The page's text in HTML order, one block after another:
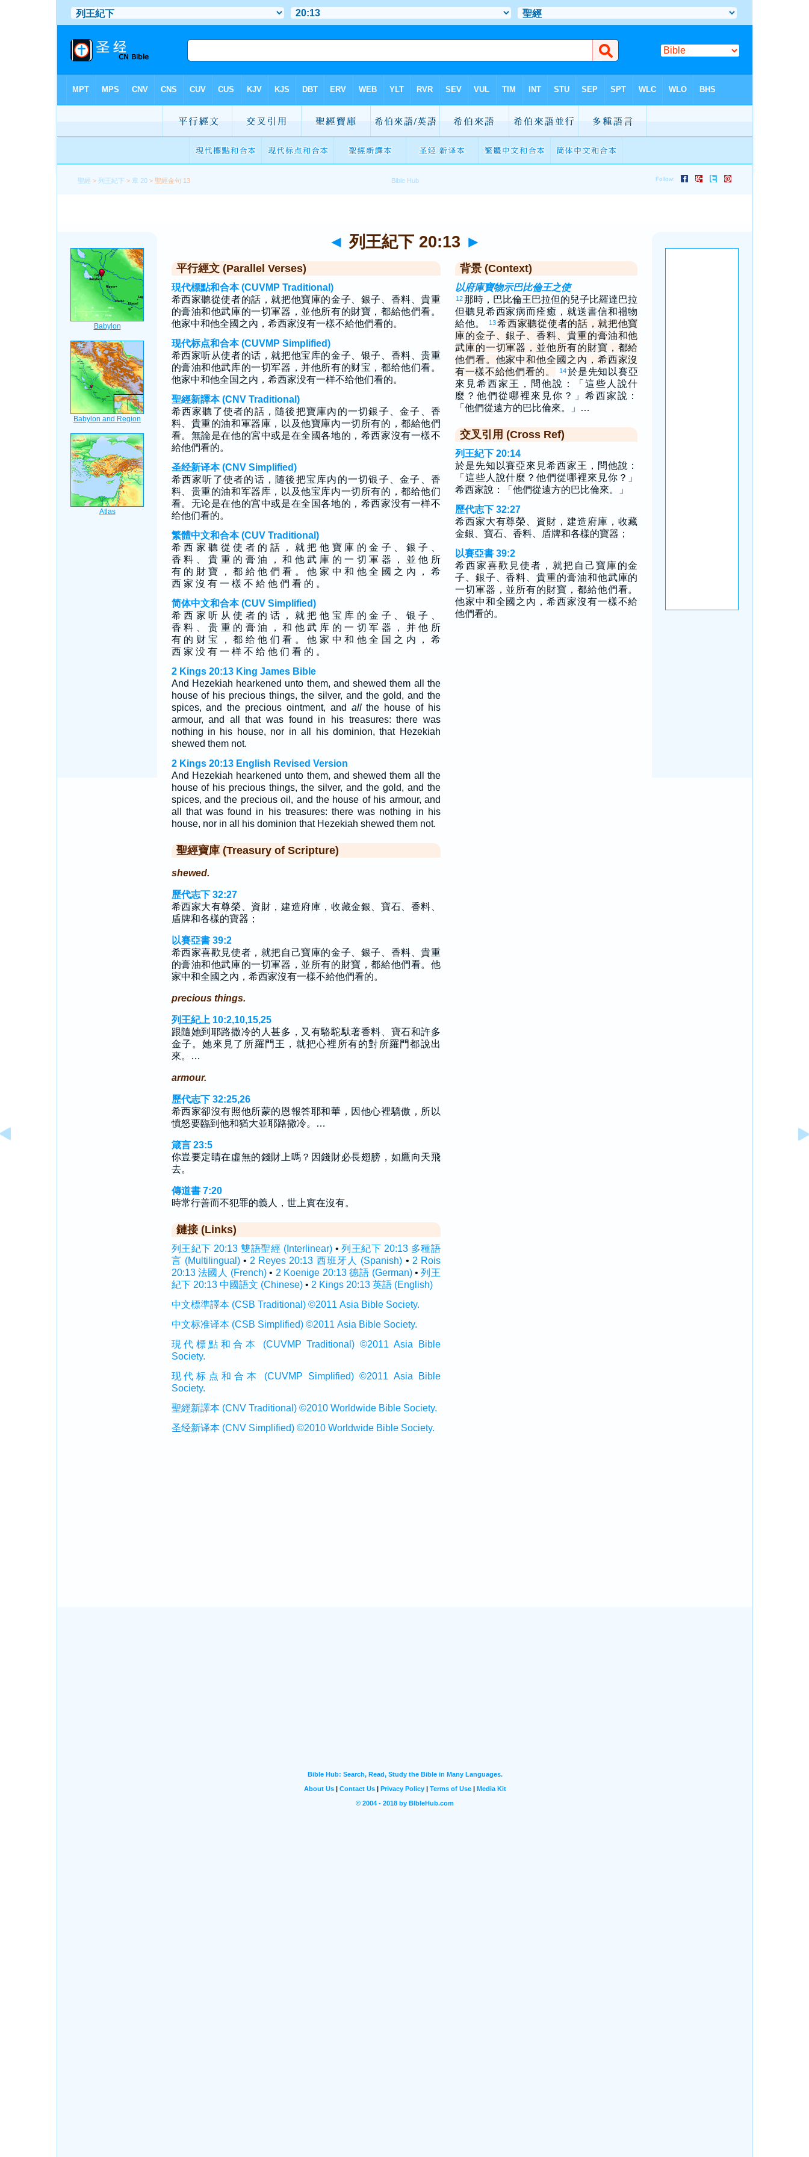
聖經 >列王紀下 > 章 20 > 聖經金句 13
◄ 列王紀下 20:13 ►
平行經文 (Parallel Verses)
現代標點和合本 (CUVMP Traditional)
希西家聽從使者的話，就把他寶庫的金子、銀子、香料、貴重
的膏油和他武庫的一切軍器，並他所有的財寶，都給他們看。
他家中和他全國之內，希西家沒有一樣不給他們看的。
现代标点和合本 (CUVMP Simplified)
希西家听从使者的话，就把他宝库的金子、银子、香料、贵重
的膏油和他武库的一切军器，并他所有的财宝，都给他们看。
他家中和他全国之内，希西家没有一样不给他们看的。
聖經新譯本 (CNV Traditional)
希西家聽了使者的話，隨後把寶庫內的一切銀子、金子、香
料、貴重的油和軍器庫，以及他寶庫內一切所有的，都給他們
看。無論是在他的宮中或是在全國各地的，希西家沒有一樣不
給他們看的。
圣经新译本 (CNV Simplified)
希西家听了使者的话，随後把宝库内的一切银子、金子、香
料、贵重的油和军器库，以及他宝库内一切所有的，都给他们
看。无论是在他的宫中或是在全国各地的，希西家没有一样不
给他们看的。
繁體中文和合本 (CUV Traditional)
希 西 家 聽 從 使 者 的 話 ， 就 把 他 寶 庫 的 金 子 、 銀 子 、
香 料 、 貴 重 的 膏 油 ， 和 他 武 庫 的 一 切 軍 器 ， 並 他 所
有 的 財 寶 ， 都 給 他 們 看 。 他 家 中 和 他 全 國 之 內 ， 希
西 家 沒 有 一 樣 不 給 他 們 看 的 。
简体中文和合本 (CUV Simplified)
希 西 家 听 从 使 者 的 话 ， 就 把 他 宝 库 的 金 子 、 银 子 、
香 料 、 贵 重 的 膏 油 ， 和 他 武 库 的 一 切 军 器 ， 并 他 所
有 的 财 宝 ， 都 给 他 们 看 。 他 家 中 和 他 全 国 之 内 ， 希
西 家 没 有 一 样 不 给 他 们 看 的 。
2 Kings 20:13 King James Bible
And Hezekiah hearkened unto them, and shewed them all the
house of his precious things, the silver, and the gold, and the
spices, and the precious ointment, and allthe house of his
armour, and all that was found in his treasures: there was
nothing in his house, nor in all his dominion, that Hezekiah
shewed them not.
2 Kings 20:13 English Revised Version
And Hezekiah hearkened unto them, and shewed them all the
house of his precious things, the silver, and the gold, and the
spices, and the precious oil, and the house of his armour, and
all that was found in his treasures: there was nothing in his
house, nor in all his dominion that Hezekiah shewed them not.
聖經寶庫 (Treasury of Scripture)
shewed.
歷代志下 32:27
希西家大有尊榮、資財，建造府庫，收藏金銀、寶石、香料、
盾牌和各樣的寶器；
以賽亞書 39:2
希西家喜歡見使者，就把自己寶庫的金子、銀子、香料、貴重
的膏油和他武庫的一切軍器，並所有的財寶，都給他們看。他
家中和全國之內，希西家沒有一樣不給他們看的。
precious things.
列王紀上 10:2,10,15,25
跟隨她到耶路撒冷的人甚多，又有駱駝馱著香料、寶石和許多
金子。她來見了所羅門王，就把心裡所有的對所羅門都說出
來。…
armour.
歷代志下 32:25,26
希西家卻沒有照他所蒙的恩報答耶和華，因他心裡驕傲，所以
憤怒要臨到他和猶大並耶路撒冷。…
箴言 23:5
你豈要定睛在虛無的錢財上嗎？因錢財必長翅膀，如鷹向天飛
去。
傳道書 7:20
時常行善而不犯罪的義人，世上實在沒有。
鏈接 (Links)
列王紀下 20:13 雙語聖經 (Interlinear) •列王紀下 20:13 多種語
言 (Multilingual)• 2 Reyes 20:13 西班牙人 (Spanish) • 2 Rois
20:13 法國人 (French)• 2 Koenige 20:13 德語 (German)•列王
紀下 20:13 中國語文 (Chinese)• 2 Kings 20:13 英語 (English)
中文標準譯本 (CSB Traditional) ©2011 Asia Bible Society.
中文标准译本 (CSB Simplified) ©2011 Asia Bible Society.
現代標點和合本 (CUVMP Traditional) ©2011 Asia Bible
Society.
现代标点和合本 (CUVMP Simplified) ©2011 Asia Bible
Society.
聖經新譯本 (CNV Traditional) ©2010 Worldwide Bible Society.
圣经新译本 (CNV Simplified) ©2010 Worldwide Bible Society.
背景 (Context)
以府庫寶物示巴比倫王之使
12那時，巴比倫王巴拉但的兒子比羅達巴拉
但聽見希西家病而痊癒，就送書信和禮物
給他。
13希西家聽從使者的話，就把他寶
庫的金子、銀子、香料、貴重的膏油和他
武庫的一切軍器，並他所有的財寶，都給
他們看。他家中和他全國之內，希西家沒
有一樣不給他們看的。
14於是先知以賽亞
來見希西家王，問他說：「這些人說什
麼？他們從哪裡來見你？」希西家說：
「他們從遠方的巴比倫來。」…
交叉引用 (Cross Ref)
列王紀下 20:14
於是先知以賽亞來見希西家王，問他說：
「這些人說什麼？他們從哪裡來見你？」
希西家說：「他們從遠方的巴比倫來。」
歷代志下 32:27
希西家大有尊榮、資財，建造府庫，收藏
金銀、寶石、香料、盾牌和各樣的寶器；
以賽亞書 39:2
希西家喜歡見使者，就把自己寶庫的金
子、銀子、香料、貴重的膏油和他武庫的
一切軍器，並所有的財寶，都給他們看。
他家中和全國之內，希西家沒有一樣不給
他們看的。